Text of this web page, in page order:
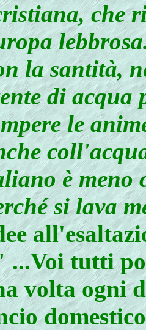
che
la santità,
di
le
è meno
si lava
...Voi tutti
volta ogni